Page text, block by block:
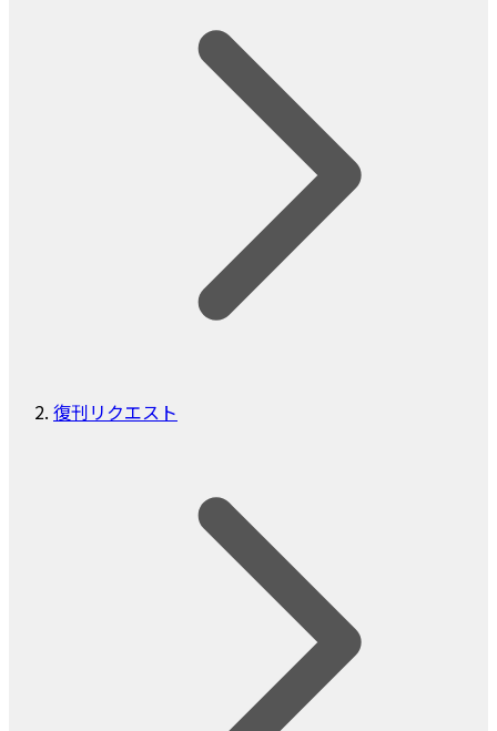
復刊リクエスト